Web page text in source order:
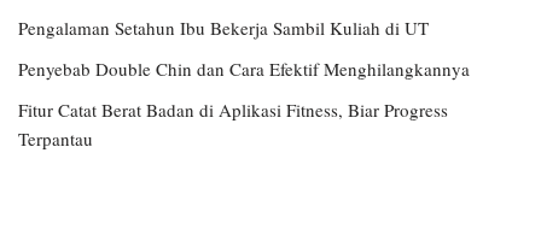
Pengalaman Setahun Ibu Bekerja Sambil Kuliah di UT
Penyebab Double Chin dan Cara Efektif Menghilangkannya
Fitur Catat Berat Badan di Aplikasi Fitness, Biar Progress
Terpantau